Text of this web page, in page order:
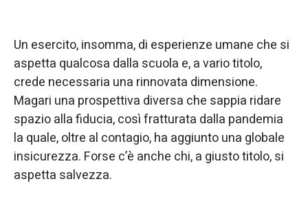
Un esercito, insomma, di esperienze umane che si
aspetta qualcosa dalla scuola e, a vario titolo,
crede necessaria una rinnovata dimensione.
Magari una prospettiva diversa che sappia ridare
spazio alla fiducia, così fratturata dalla pandemia
la quale, oltre al contagio, ha aggiunto una globale
insicurezza. Forse c’è anche chi, a giusto titolo, si
aspetta salvezza.